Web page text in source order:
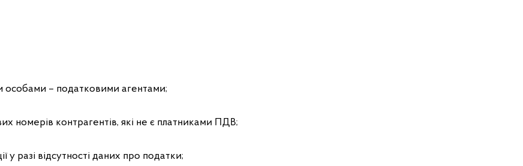
особами – податковими агентами;
номерів контрагентів, які не є платниками ПДВ;
у разі відсутності даних про податки;